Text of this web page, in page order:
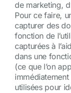
de marketing,
Pour ce faire,
capturer des
fonction de
capturées à
dans une
(ce que l’on
utilisées pour